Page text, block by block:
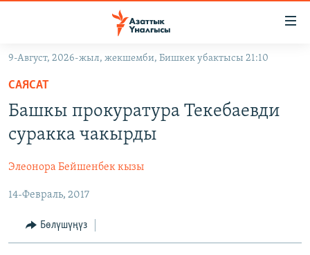
Навигацияга
өтүңүз
Издөөгө
салыңыз
ЭКОНОМИКА
МАДАНИЯТ
БОРБОР АЗИЯ
УКРАИНА
АТАЙЫН ИЛИКТӨӨ
ТВ ПРОГРАММАЛАР
БҮГҮН АЗАТТЫКТА
ПОДКАСТ
ӨЗГӨЧӨ ПИКИР
9-Август, 2026-жыл, жекшемби, Бишкек убактысы 21:10
САЯСАТ
Башкы прокуратура Текебаевди
суракка чакырды
Элеонора Бейшенбек кызы
14-Февраль, 2017
Бөлүшүңүз